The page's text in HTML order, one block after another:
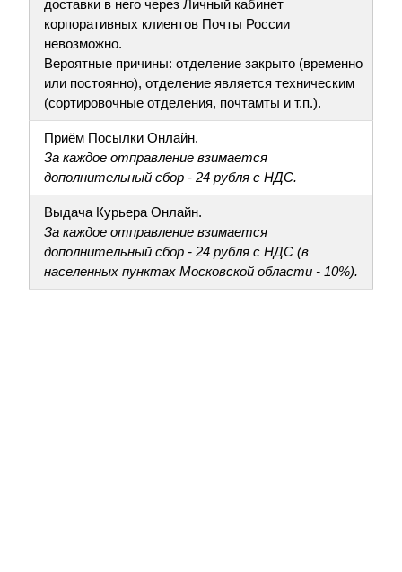
доставки в него через Личный кабинет
корпоративных клиентов Почты России
невозможно.
Вероятные причины: отделение закрыто (временно
или постоянно), отделение является техническим
(сортировочные отделения, почтамты и т.п.).
Приём Посылки Онлайн.
За каждое отправление взимается
дополнительный сбор - 24 рубля с НДС.
Выдача Курьера Онлайн.
За каждое отправление взимается
дополнительный сбор - 24 рубля с НДС (в
населенных пунктах Московской области - 10%).